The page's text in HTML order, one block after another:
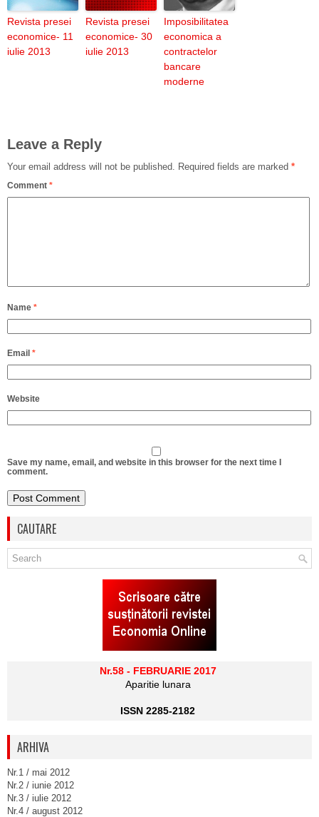
Revista presei
economice- 11
iulie 2013
Revista presei
economice- 30
iulie 2013
Imposibilitatea
economica a
contractelor
bancare
moderne
Leave a Reply
Your email address will not be published. Required fields are marked *
Comment *
Name *
Email *
Website
Save my name, email, and website in this browser for the next time I
comment.
CAUTARE
Nr.58 - FEBRUARIE 2017
Aparitie lunara
ISSN 2285-2182
ARHIVA
Nr.1 / mai 2012
Nr.2 / iunie 2012
Nr.3 / iulie 2012
Nr.4 / august 2012